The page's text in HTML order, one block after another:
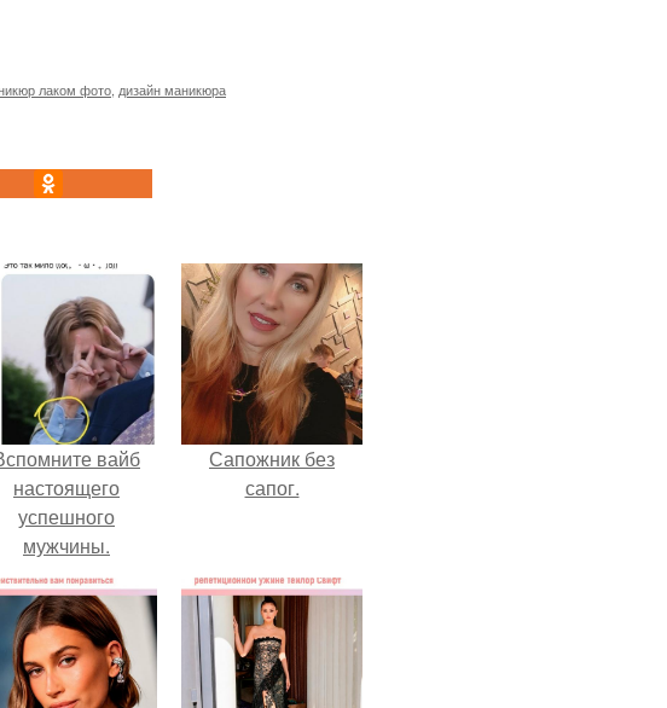
лаком фото дизайн маникюра
вайб
настоящего
успешного
мужчины.
Сапожник без
сапог.